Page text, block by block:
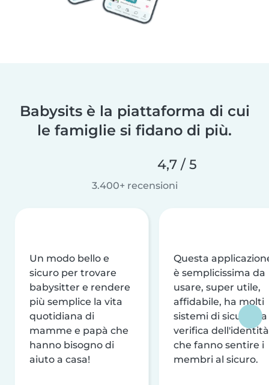
Babysits è la piattaforma di cui
le famiglie si fidano di più.
4,7 / 5
3.400+ recensioni
Un modo bello e
sicuro per trovare
babysitter e rendere
più semplice la vita
quotidiana di
mamme e papà che
hanno bisogno di
aiuto a casa!
Questa
è semplicissima da
usare, super utile,
affidabile, ha molti
sistemi di sicurezza
verifica dell'identità
che fanno sentire i
membri al sicuro.